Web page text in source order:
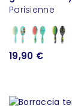
Parisienne
19,90 €